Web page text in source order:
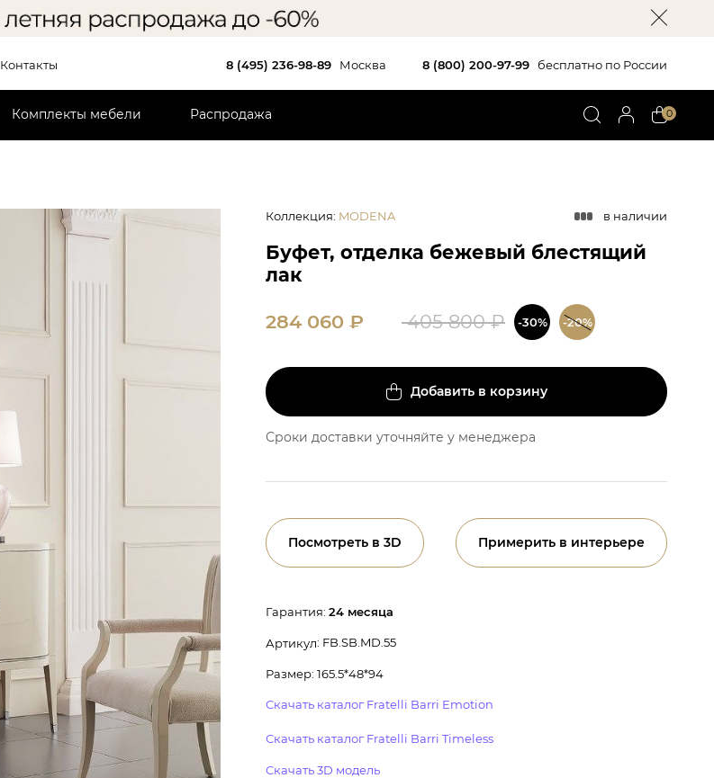
Контакты 8 (495) 236-98-89 Москва 8 (800) 200-97-99 бесплатно по России
Комплекты мебели Распродажа 0
Коллекция: MODENA в наличии
Буфет, отделка бежевый блестящий
лак
284 060 ₽ 405 800₽ -30% -20%
Добавить в корзину
Сроки доставки уточняйте у менеджера
Посмотреть в 3D Примерить в интерьере
Гарантия: 24 месяца
Артикул: FB.SB.MD.55
Размер: 165.5*48*94
Скачать каталог Fratelli Barri Emotion
Скачать каталог Fratelli Barri Timeless
Скачать 3D модель